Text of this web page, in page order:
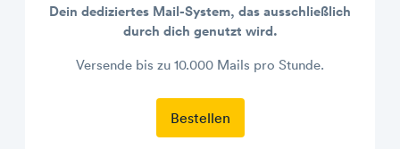
Dein dediziertes Mail-System, das ausschließlich
durch dich genutzt wird.
Versende bis zu 10.000 Mails pro Stunde.
Bestellen